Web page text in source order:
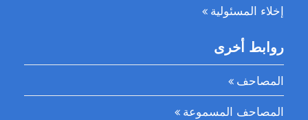
إخلاء المسئولية
روابط أخرى
المصاحف
المصاحف المسموعة